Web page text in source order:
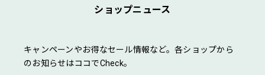
ショップニュース
キャンペーンやお得なセール情報など。各ショップから
のお知らせはココでCheck。